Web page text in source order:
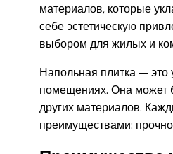
материалов, которые
себе эстетическую
выбором для жилых и
Напольная плитка — это
помещениях. Она может
других материалов.
преимуществами: